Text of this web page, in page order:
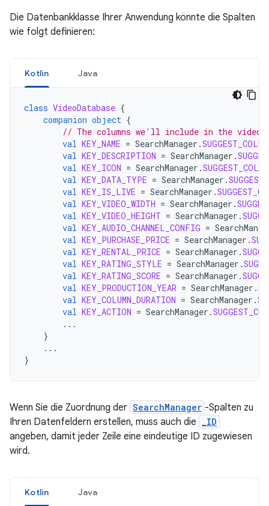
Die Datenbankklasse Ihrer Anwendung könnte die Spalten
wie folgt definieren:
Kotlin Java
class VideoDatabase {
companion object {
// The columns we'll include in the video
val KEY_NAME = SearchManager .
val KEY_DESCRIPTION = SearchManager .
val KEY_ICON = SearchManager .
val KEY_DATA_TYPE = SearchManager .
val KEY_IS_LIVE = SearchManager .
val KEY_VIDEO_WIDTH = SearchManager .
val KEY_VIDEO_HEIGHT = SearchManager .
val KEY_AUDIO_CHANNEL_CONFIG =
val KEY_PURCHASE_PRICE = SearchManager .
val KEY_RENTAL_PRICE = SearchManager .
val KEY_RATING_STYLE = SearchManager .
val KEY_RATING_SCORE = SearchManager .
val KEY_PRODUCTION_YEAR = SearchManager .
val KEY_COLUMN_DURATION = SearchManager .
val KEY_ACTION = SearchManager .
...
}
...
}
Wenn Sie die Zuordnung der SearchManager -Spalten zu
Ihren Datenfeldern erstellen, muss auch die _ID
angeben, damit jeder Zeile eine eindeutige ID zugewiesen
wird.
Kotlin Java